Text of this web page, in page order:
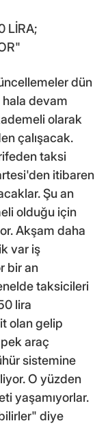
LİRA;
dün
devam
olarak
çalışacak.
taksi
itibaren
Şu an
olduğu için
Akşam daha
var iş
bir an
taksicileri
lira
olan gelip
araç
sistemine
O yüzden
yaşamıyorlar.
diye